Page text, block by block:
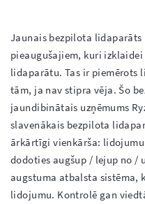
Jaunais bezpilota lidaparāts
pieaugušajiem, kuri
lidaparātu. Tas ir piemērots
tām, ja nav stipra vēja. Šo
jaundibinātais uzņēmums
slavenākais bezpilota
ārkārtīgi vienkārša:
dodoties augšup / lejup no /
augstuma atbalsta sistēma,
lidojumu. Kontrolē gan